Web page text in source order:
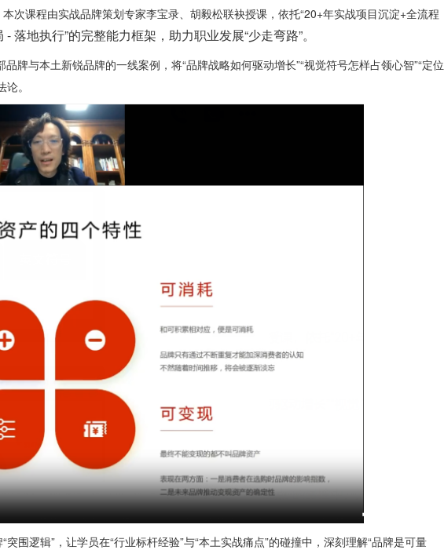
次课程由实战品牌策划专家李宝录、胡毅松联袂授课，依托“20+年实战项目沉淀+全流程
- 落地执行”的完整能力框架，助力职业发展“少走弯路”。
与本土新锐品牌的一线案例，将“品牌战略如何驱动增长”“视觉符号怎样占领心智”“定位
。
逻辑”，让学员在“行业标杆经验”与“本土实战痛点”的碰撞中，深刻理解“品牌是可量